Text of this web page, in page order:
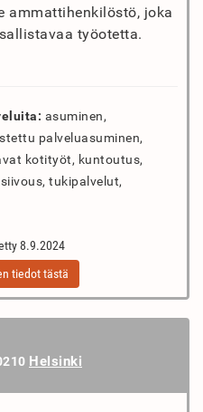
ammattihenkilöstö, joka
työotetta.
asuminen,
palveluasuminen,
kotityöt, kuntoutus,
tukipalvelut,
8.9.2024
tiedot tästä
Helsinki